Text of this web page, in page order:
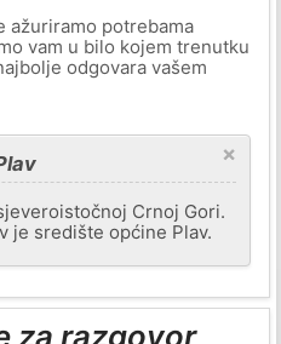
ažuriramo potrebama
vam u bilo kojem trenutku
odgovara vašem
×
Crnoj Gori.
je središte općine Plav.